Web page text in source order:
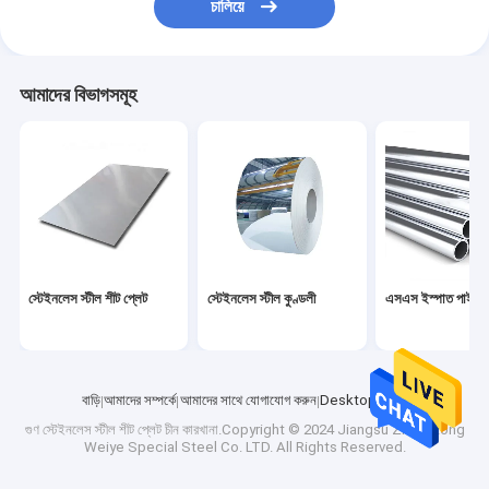
鎮ㄨ鎵剧殑璧勬簮宸茶鍒犻櫎銆佸凡鏇村悕鎴栨殏鏃朵笉鍙
চালিয়ে
আমাদের বিভাগসমূহ
স্টেইনলেস স্টীল শীট প্লেট স্টেইনলেস স্টীল কুণ্ডলী এসএস ইস্পাত পাইপ
বাড়ি আমাদের সম্পর্কে আমাদের সাথে যোগাযোগ করুন Desktop Site
গুণ স্টেইনলেস স্টীল শীট প্লেটচীন কারখানা.Copyright © 2024 Jiangsu Zhongtong
Weiye Special Steel Co. LTD. All Rights Reserved.